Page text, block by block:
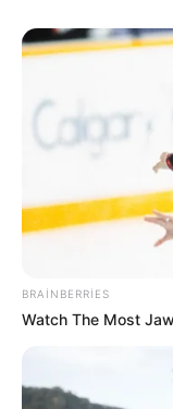
00:02 / 07 Avqust
7 avqustda
ULDUZ FALI
BRAINBERRIES
Watch The Most